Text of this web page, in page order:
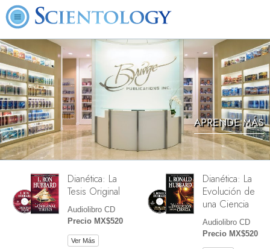
APRENDE MÁS
Dianética: La
Tesis Original
Audiolibro CD
Precio MX$520
Ver Más
Dianética: La
Evolución de
una Ciencia
Audiolibro CD
Precio MX$520